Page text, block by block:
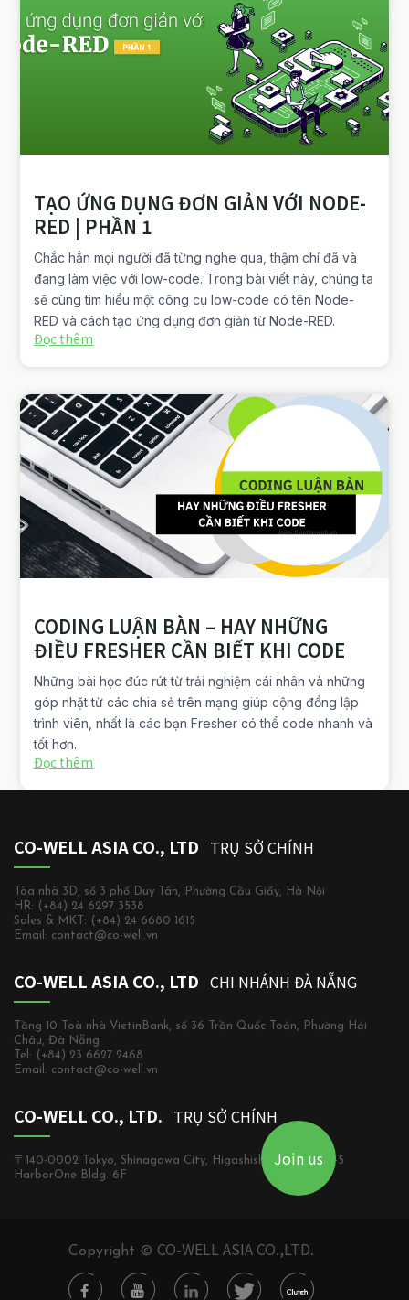
TẠO ỨNG DỤNG ĐƠN GIẢN VỚI NODE-
RED | PHẦN 1
Chắc hẳn mọi người đã từng nghe qua, thậm chí đã và
đang làm việc với low-code. Trong bài viết này, chúng ta
sẽ cùng tìm hiểu một công cụ low-code có tên Node-
RED và cách tạo ứng dụng đơn giản từ Node-RED.
Đọc thêm
CODING LUẬN BÀN – HAY NHỮNG
ĐIỀU FRESHER CẦN BIẾT KHI CODE
Những bài học đúc rút từ trải nghiệm cái nhân và những
góp nhặt từ các chia sẻ trên mạng giúp cộng đồng lập
trình viên, nhất là các bạn Fresher có thể code nhanh và
tốt hơn.
Đọc thêm
CO-WELL ASIA CO., LTD TRỤ SỞ CHÍNH
Tòa nhà 3D, số 3 phố Duy Tân, Phường Cầu Giấy, Hà Nội
HR: (+84) 24 6297 3538
Sales & MKT: (+84) 24 6680 1615
Email: contact@co-well.vn
CO-WELL ASIA CO., LTD CHI NHÁNH ĐÀ NẴNG
Tầng 10 Toà nhà VietinBank, số 36 Trần Quốc Toản, Phường Hải
Châu, Đà Nẵng
Tel: (+84) 23 6627 2468
Email: contact@co-well.vn
CO-WELL CO., LTD. TRỤ SỞ CHÍNH
〒140-0002 Tokyo, Shinagawa City, Higashishinagawa, 2-5-5
HarborOne Bldg. 6F
Copyright © CO-WELL ASIA CO.,LTD.
Join us